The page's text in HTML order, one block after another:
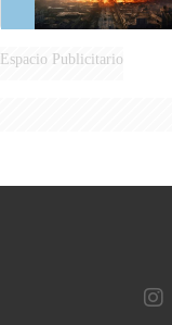
Espacio Publicitario